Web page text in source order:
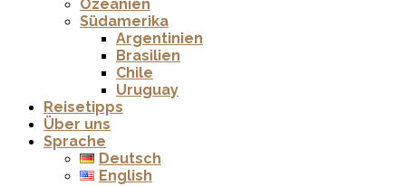
Ozeanien
Südamerika
Argentinien
Brasilien
Chile
Uruguay
Reisetipps
Über uns
Sprache
Deutsch
English